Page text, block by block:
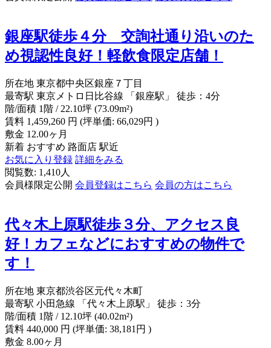
銀座駅徒歩４分 交詢社通り沿いのた
め視認性良好！軽飲食限定店舗！
所在地 東京都中央区銀座７丁目
最寄駅 東京メトロ日比谷線 「銀座駅」 徒歩：4分
階/面積 1階 / 22.10坪 (73.09m²)
賃料 1,459,260 円 (坪単価: 66,029円 )
敷金 12.00ヶ月
新着 おすすめ 路面店 駅近
お気に入り登録 詳細をみる
閲覧数: 1,410人
会員様限定公開 会員登録はこちら 会員の方はこちら
代々木上原駅徒歩３分、アクセス良
好！カフェなどにおすすめの物件で
す！
所在地 東京都渋谷区元代々木町
最寄駅 小田急線 「代々木上原駅」 徒歩：3分
階/面積 1階 / 12.10坪 (40.02m²)
賃料 440,000 円 (坪単価: 38,181円 )
敷金 8.00ヶ月